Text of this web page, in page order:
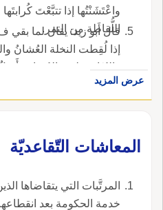
واعْتَشَنْتُها إذا تتبَّعْتَ
اللُّقاطة من التمر.
قال أَبو زيد: يقال لما
إذا لُقِطت النخلة العُشانُ
والبُذَارُ مثله، والعُشانة:
عُشانة.
عرض المزيد
المعاشات التّقاعديّة
المرتَّبات التي يتقاضاها
خدمة الحكومة بعد